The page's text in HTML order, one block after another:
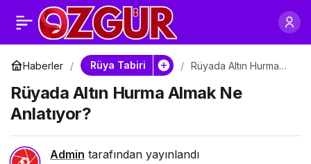
Haberler Rüya Tabiri
Rüyada Altın Hurma
Rüyada Altın Hurma Almak Ne
Anlatıyor?
Admin tarafından yayınlandı
Rüyada Altın İncir
Almak Ne Anlatıyor?
Paylaş